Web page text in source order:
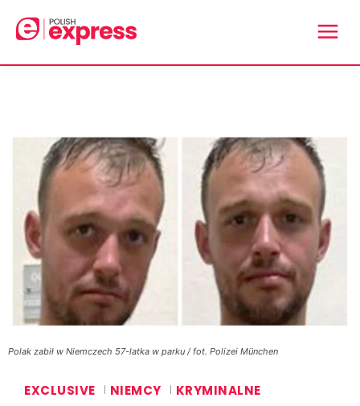
Polak zabił w Niemczech 57-latka w parku / fot. Polizei München
EXCLUSIVE NIEMCY KRYMINALNE